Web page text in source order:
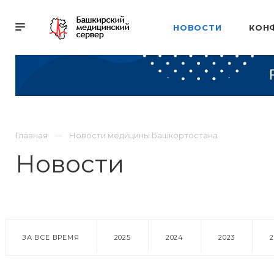
НОВОСТИ
Главная Новости медицины Башкортостана
Новости
ЗА ВСЕ ВРЕМЯ 2025 2024 2023